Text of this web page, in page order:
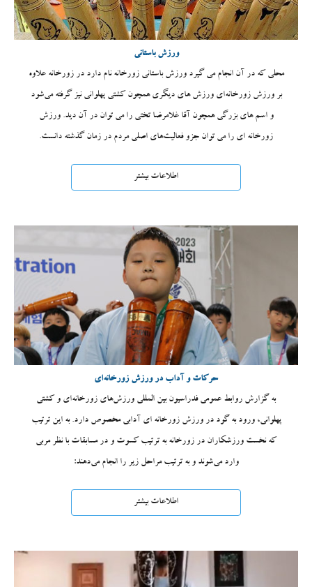
ورزش باستانی
محلی که در آن انجام می گیرد ورزش باستانی زورخانه نام دارد در زورخانه علاوه
بر ورزش زورخانه‌ای ورزش های دیگری همچون کشتی پهلوانی نیز گرفته می‌شود
و اسم های بزرگی همچون آقا غلامرضا تختی را می توان در آن دید. ورزش
زورخانه ای را می توان جزو فعالیت‌های اصلی مردم در زمان گذشته دانست.
اطلاعات بیشتر
حرکات و آداب در ورزش زورخانه‌ای
به گزارش روابط عمومی فدراسیون بین المللی ورزش‌های زورخانه‌ای و کشتی
پهلوانی، ورود به گود در ورزش زورخانه ای آدابی مخصوص دارد. به این ترتیب
که نخست ورزشکاران در زورخانه به ترتیب کسوت و در مسابقات با نظر مربی
وارد می‌شوند و به ترتیب مراحل زیر را انجام می‌دهند:
اطلاعات بیشتر